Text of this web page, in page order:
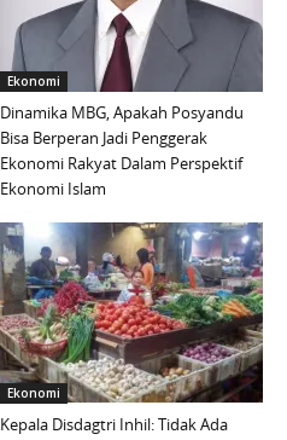
Ekonomi
Dinamika MBG, Apakah Posyandu
Bisa Berperan Jadi Penggerak
Ekonomi Rakyat Dalam Perspektif
Ekonomi Islam
Ekonomi
Kepala Disdagtri Inhil: Tidak Ada